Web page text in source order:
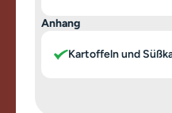
Anhang
Kartoffeln und